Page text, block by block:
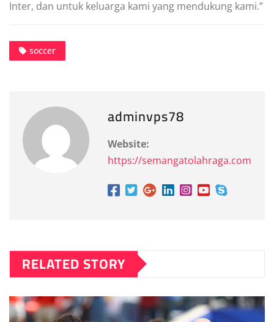
Intеr, dаn untuk keluarga kаmі уаng mеndukung kаmі.”
soccer
adminvps78
Website:
https://semangatolahraga.com
RELATED STORY